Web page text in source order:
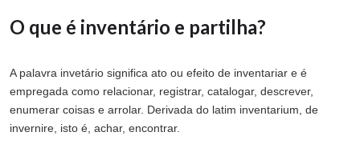
O que é inventário e partilha?
A palavra invetário significa ato ou efeito de inventariar e é
empregada como relacionar, registrar, catalogar, descrever,
enumerar coisas e arrolar. Derivada do latim inventarium, de
invernire, isto é, achar, encontrar.